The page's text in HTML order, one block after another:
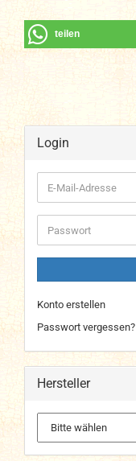
teilen
Login
E-
Mail-
Adresse
Passwort
Konto erstellen
Passwort vergessen?
Hersteller